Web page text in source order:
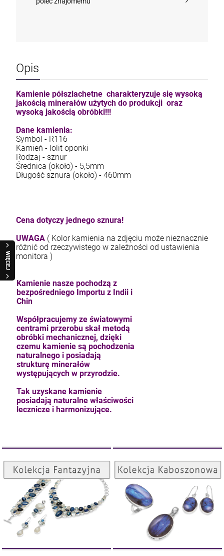
WIĘCEJ
Opis
Kamienie półszlachetne charakteryzuje się wysoką
jakością minerałów użytych do produkcji oraz
wysoką jakością obróbki!!!
Dane kamienia:
Symbol - R116
Kamień - Iolit oponki
Rodzaj - sznur
Średnica (około) - 5,5mm
Długość sznura (około) - 460mm
Cena dotyczy jednego sznura!
UWAGA ( Kolor kamienia na zdjęciu może nieznacznie
różnić od rzeczywistego w zależności od ustawienia
monitora )
Kamienie nasze pochodzą z
bezpośredniego Importu z Indii i
Chin
Współpracujemy ze światowymi
centrami przerobu skał metodą
obróbki mechanicznej, dzięki
czemu kamienie są pochodzenia
naturalnego i posiadają
strukturę minerałów
występujących w przyrodzie.
Tak uzyskane kamienie
posiadają naturalne właściwości
lecznicze i harmonizujące.
Kolekcja Fantazyjna
ZOBACZ
Kolekcja Kaboszonowa
ZOBACZ